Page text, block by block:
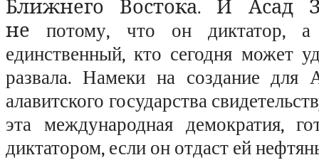
Ближнего Востока. И Асад
непотому, что он диктатор,
единственный, кто сегодня может
развала. Намеки на создание для
алавитского государства
эта международная демократия,
диктатором, если он отдаст ей